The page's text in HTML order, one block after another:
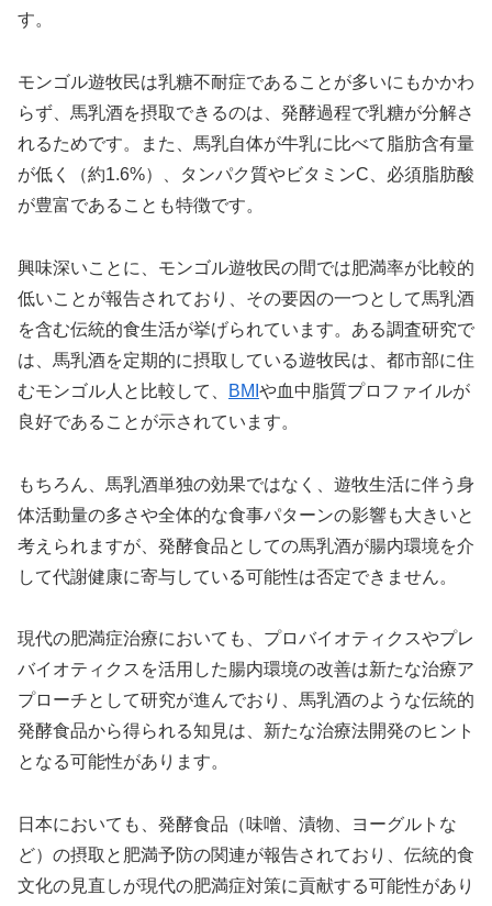
す。
モンゴル遊牧民は乳糖不耐症であることが多いにもかかわ
らず、馬乳酒を摂取できるのは、発酵過程で乳糖が分解さ
れるためです。また、馬乳自体が牛乳に比べて脂肪含有量
が低く（約1.6%）、タンパク質やビタミンC、必須脂肪酸
が豊富であることも特徴です。
興味深いことに、モンゴル遊牧民の間では肥満率が比較的
低いことが報告されており、その要因の一つとして馬乳酒
を含む伝統的食生活が挙げられています。ある調査研究で
は、馬乳酒を定期的に摂取している遊牧民は、都市部に住
むモンゴル人と比較して、
BMI や血中脂質プロファイルが
良好であることが示されています。
もちろん、馬乳酒単独の効果ではなく、遊牧生活に伴う身
体活動量の多さや全体的な食事パターンの影響も大きいと
考えられますが、発酵食品としての馬乳酒が腸内環境を介
して代謝健康に寄与している可能性は否定できません。
現代の肥満症治療においても、プロバイオティクスやプレ
バイオティクスを活用した腸内環境の改善は新たな治療ア
プローチとして研究が進んでおり、馬乳酒のような伝統的
発酵食品から得られる知見は、新たな治療法開発のヒント
となる可能性があります。
日本においても、発酵食品（味噌、漬物、ヨーグルトな
ど）の摂取と肥満予防の関連が報告されており、伝統的食
文化の見直しが現代の肥満症対策に貢献する可能性があり